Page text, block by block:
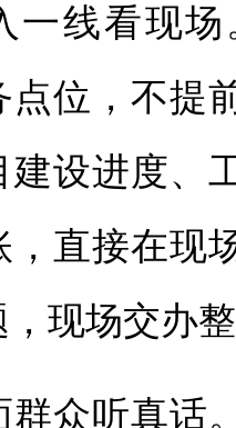
线看现场
点位，不提
建设进度、
，直接在现
现场交办
听真话。